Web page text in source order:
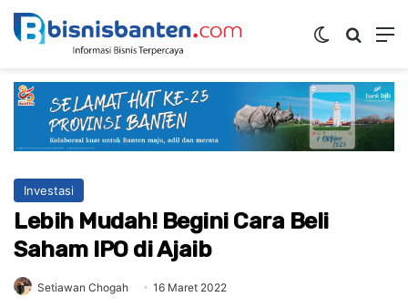
Switch skin
Investasi
Lebih Mudah! Begini Cara Beli
Saham IPO di Ajaib
Setiawan Chogah 16 Maret 2022